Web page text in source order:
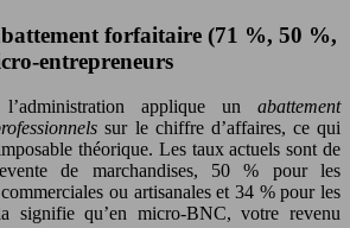
forfaitaire (71 %, 50 %,
entrepreneurs
applique un abattement
sur le chiffre d’affaires, ce qui
théorique. Les taux actuels sont de
de marchandises, 50 % pour les
ou artisanales et 34 % pour les
signifie qu’en micro-BNC, votre revenu